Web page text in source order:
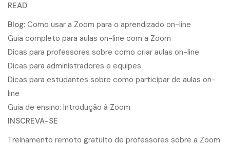
READ
Blog: Como usar a Zoom para o aprendizado on-line
Guia completo para aulas on-line com a Zoom
Dicas para professores sobre como criar aulas on-line
Dicas para administradores e equipes
Dicas para estudantes sobre como participar de aulas on-
line
Guia de ensino: Introdução à Zoom
INSCREVA-SE
Treinamento remoto gratuito de professores sobre a Zoom